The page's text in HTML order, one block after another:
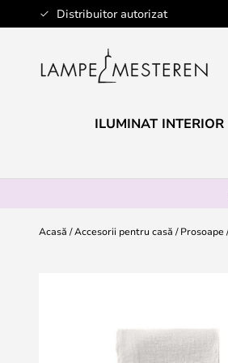
Distribuitor autorizat
Mergeti
la
ILUMINAT INTERIOR
Acasă Accesorii pentru casă Prosoape